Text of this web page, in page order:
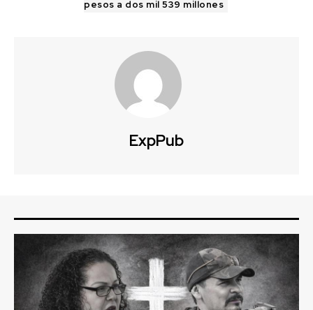
pesos a dos mil 539 millones
ExpPub